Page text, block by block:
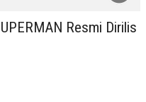
Resmi Dirilis